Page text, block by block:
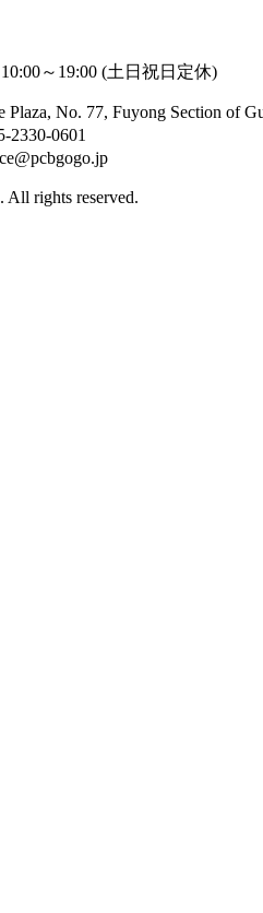
～19:00 (土日祝日定休)
No. 77, Fuyong Section of
2330-0601
rights reserved.